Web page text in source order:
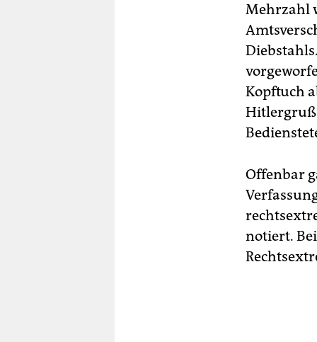
Mehrzahl
Kopftuch
Hitlergruß
Offenbar
notiert.